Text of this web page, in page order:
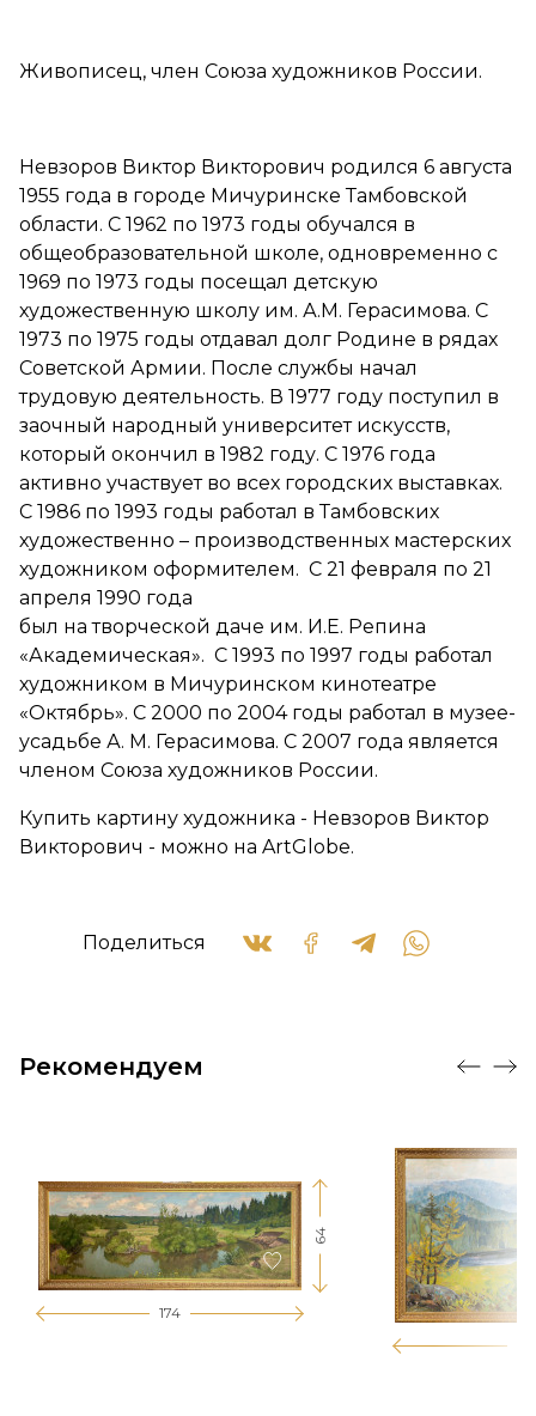
Живописец, член Союза художников России.
Невзоров Виктор Викторович родился 6 августа
1955 года в городе Мичуринске Тамбовской
области. С 1962 по 1973 годы обучался в
общеобразовательной школе, одновременно с
1969 по 1973 годы посещал детскую
художественную школу им. А.М. Герасимова. С
1973 по 1975 годы отдавал долг Родине в рядах
Советской Армии. После службы начал
трудовую деятельность. В 1977 году поступил в
заочный народный университет искусств,
который окончил в 1982 году. С 1976 года
активно участвует во всех городских выставках.
С 1986 по 1993 годы работал в Тамбовских
художественно – производственных мастерских
художником оформителем. С 21 февраля по 21
апреля 1990 года
был на творческой даче им. И.Е. Репина
«Академическая». С 1993 по 1997 годы работал
художником в Мичуринском кинотеатре
«Октябрь». С 2000 по 2004 годы работал в музее-
усадьбе А. М. Герасимова. С 2007 года является
членом Союза художников России.
Купить картину художника - Невзоров Виктор
Викторович - можно на ArtGlobe.
Поделиться
Рекомендуем
174
64